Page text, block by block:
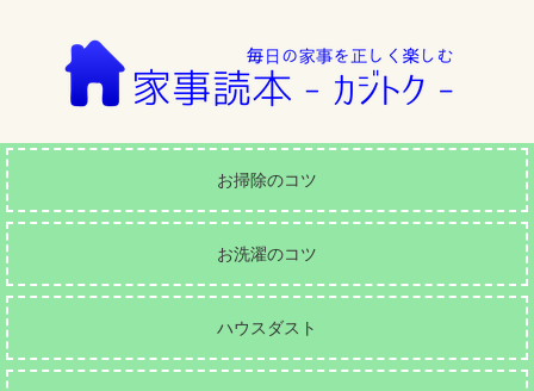
お掃除のコツ
お洗濯のコツ
ハウスダスト